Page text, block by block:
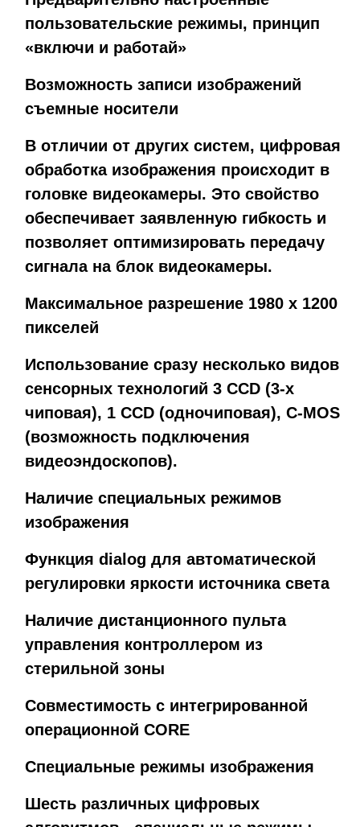
пользовательские режимы, принцип
«включи и работай»
Возможность записи изображений
съемные носители
В отличии от других систем, цифровая
обработка изображения происходит в
головке видеокамеры. Это свойство
обеспечивает заявленную гибкость и
позволяет оптимизировать передачу
сигнала на блок видеокамеры.
Максимальное разрешение 1980 x 1200
пикселей
Использование сразу несколько видов
сенсорных технологий 3 CCD (3-х
чиповая), 1 CCD (одночиповая), C-MOS
(возможность подключения
видеоэндоскопов).
Наличие специальных режимов
изображения
Функция dialog для автоматической
регулировки яркости источника света
Наличие дистанционного пульта
управления контроллером из
стерильной зоны
Совместимость с интегрированной
операционной CORE
Специальные режимы изображения
Шесть различных цифровых